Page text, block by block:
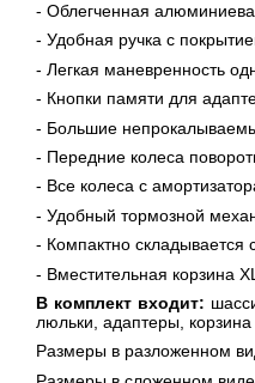
- Облегченная
- Удобная ручка с
- Легкая маневренность
- Кнопки памяти для
- Большие
- Передние колеса
- Все колеса с
- Удобный тормозной
- Компактно складывается
- Вместительная корзина XL.
В комплект входит:
люльки, адаптеры, корзина
Размеры в разложенном